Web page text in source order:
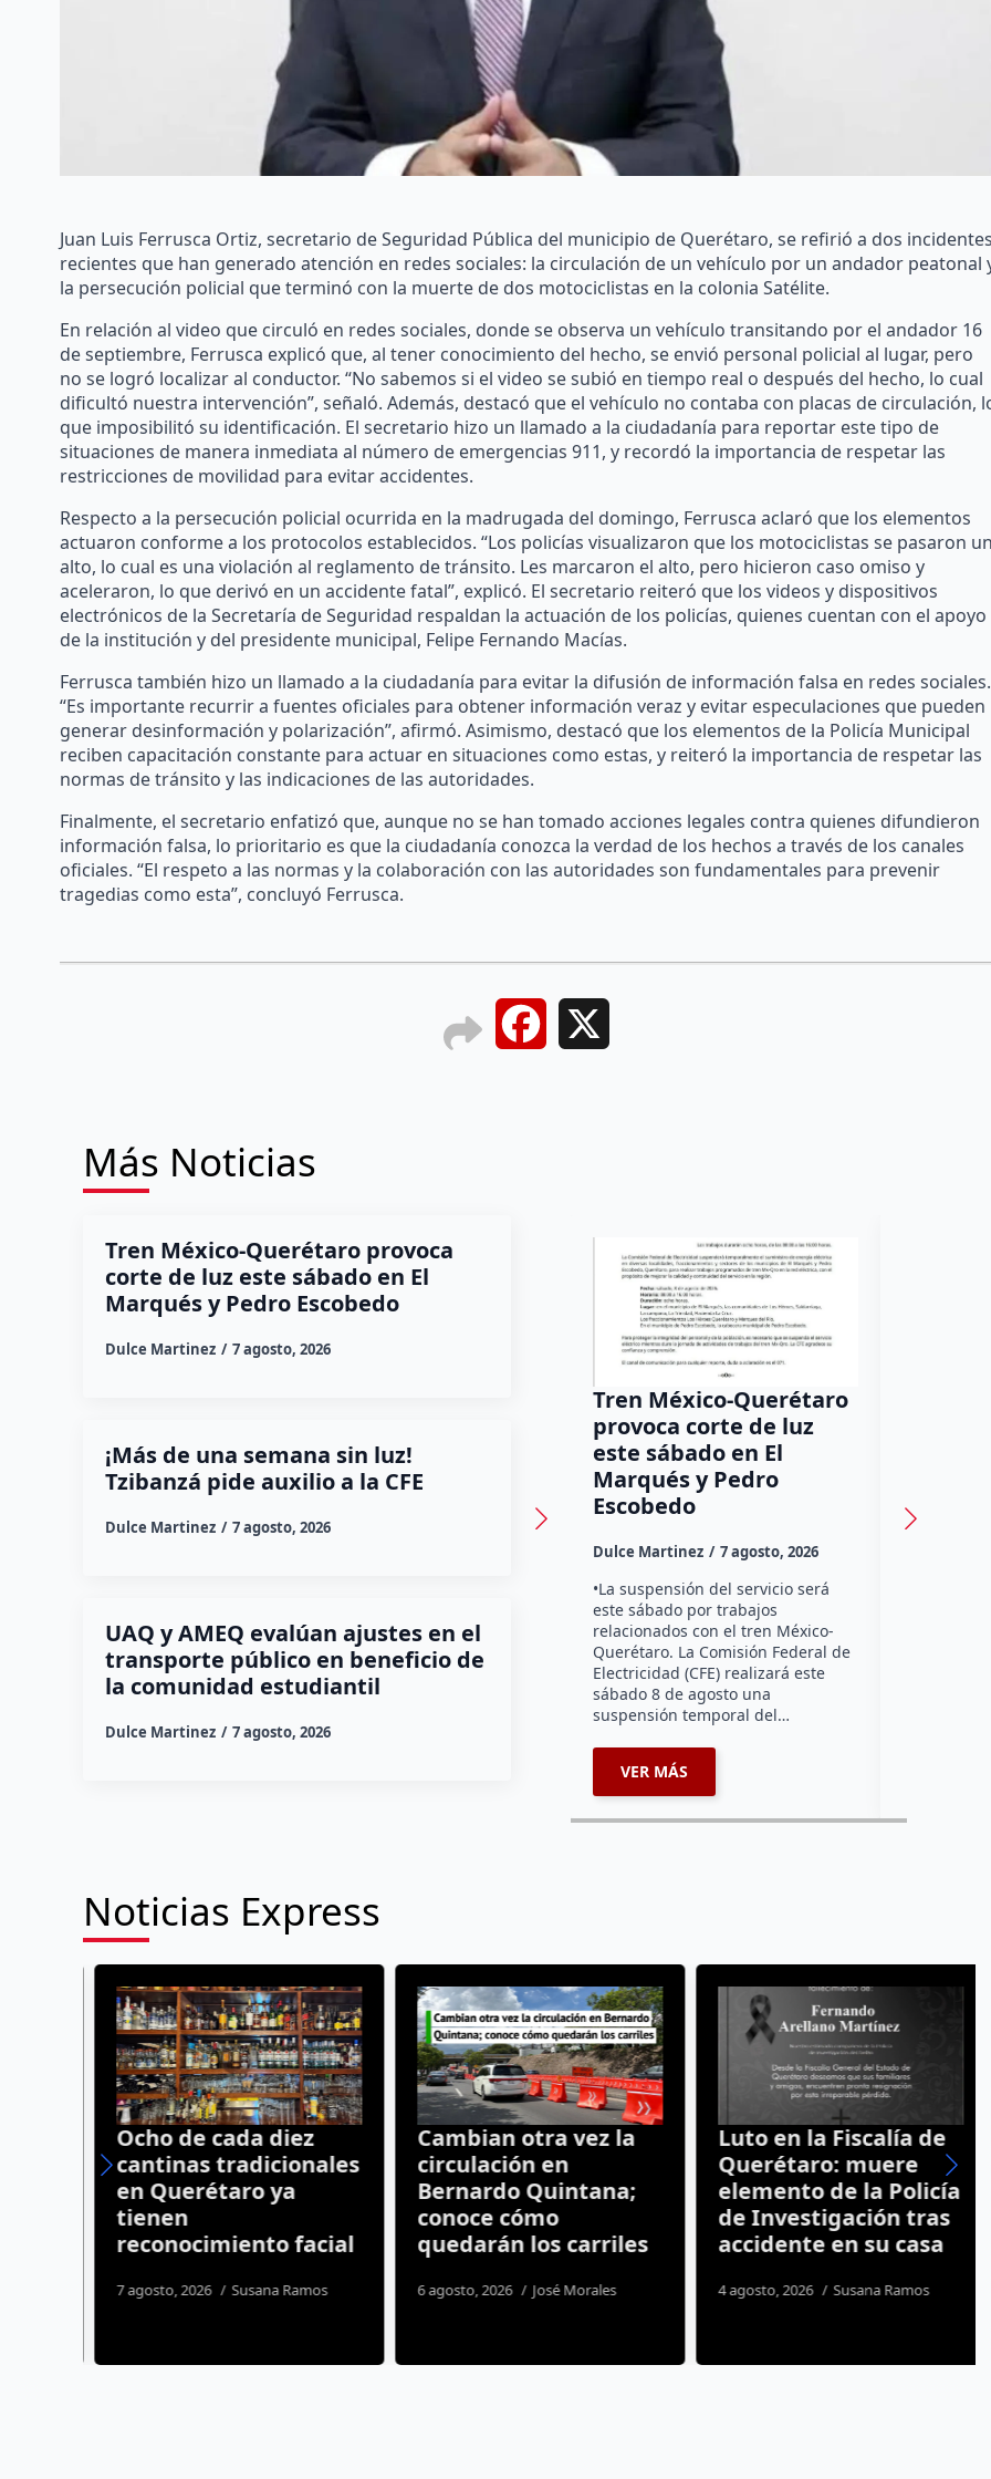
Juan Luis Ferrusca Ortiz, secretario de Seguridad Pública del municipio de Querétaro, se refirió a dos
recientes que han generado atención en redes sociales: la circulación de un vehículo por un andador peatonal
la persecución policial que terminó con la muerte de dos motociclistas en la colonia Satélite.
En relación al video que circuló en redes sociales, donde se observa un vehículo transitando por el andador 16
de septiembre, Ferrusca explicó que, al tener conocimiento del hecho, se envió personal policial al lugar, pero
no se logró localizar al conductor. “No sabemos si el video se subió en tiempo real o después del hecho, lo cual
dificultó nuestra intervención”, señaló. Además, destacó que el vehículo no contaba con placas de circulación,
que imposibilitó su identificación. El secretario hizo un llamado a la ciudadanía para reportar este tipo de
situaciones de manera inmediata al número de emergencias 911, y recordó la importancia de respetar las
restricciones de movilidad para evitar accidentes.
Respecto a la persecución policial ocurrida en la madrugada del domingo, Ferrusca aclaró que los elementos
actuaron conforme a los protocolos establecidos. “Los policías visualizaron que los motociclistas se pasaron
alto, lo cual es una violación al reglamento de tránsito. Les marcaron el alto, pero hicieron caso omiso y
aceleraron, lo que derivó en un accidente fatal”, explicó. El secretario reiteró que los videos y dispositivos
electrónicos de la Secretaría de Seguridad respaldan la actuación de los policías, quienes cuentan con el apoyo
de la institución y del presidente municipal, Felipe Fernando Macías.
Ferrusca también hizo un llamado a la ciudadanía para evitar la difusión de información falsa en redes sociales.
“Es importante recurrir a fuentes oficiales para obtener información veraz y evitar especulaciones que pueden
generar desinformación y polarización”, afirmó. Asimismo, destacó que los elementos de la Policía Municipal
reciben capacitación constante para actuar en situaciones como estas, y reiteró la importancia de respetar las
normas de tránsito y las indicaciones de las autoridades.
Finalmente, el secretario enfatizó que, aunque no se han tomado acciones legales contra quienes difundieron
información falsa, lo prioritario es que la ciudadanía conozca la verdad de los hechos a través de los canales
oficiales. “El respeto a las normas y la colaboración con las autoridades son fundamentales para prevenir
tragedias como esta”, concluyó Ferrusca.
Facebook
Más Noticias
Tren México-Querétaro provoca
corte de luz este sábado en El
Marqués y Pedro Escobedo
Dulce Martinez 7 agosto, 2026
¡Más de una semana sin luz!
Tzibanzá pide auxilio a la CFE
Dulce Martinez 7 agosto, 2026
UAQ y AMEQ evalúan ajustes en el
transporte público en beneficio de
la comunidad estudiantil
Dulce Martinez 7 agosto, 2026
Tren México-Querétaro
provoca corte de luz
este sábado en El
Marqués y Pedro
Escobedo
Dulce Martinez 7 agosto, 2026
•La suspensión del servicio será
este sábado por trabajos
relacionados con el tren México-
Querétaro. La Comisión Federal de
Electricidad (CFE) realizará este
sábado 8 de agosto una
suspensión temporal del…
VER MÁS
Habitantes
Noticias Express
Ocho de cada diez
cantinas tradicionales
en Querétaro ya
tienen
reconocimiento facial
7 agosto, 2026 Susana Ramos
Cambian otra vez la
circulación en
Bernardo Quintana;
conoce cómo
quedarán los carriles
6 agosto, 2026 José Morales
Luto en la Fiscalía de
Querétaro: muere
elemento de la Policía
de Investigación tras
accidente en su casa
4 agosto, 2026 Susana Ramos